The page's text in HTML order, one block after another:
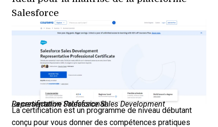
Salesforce
La certification Salesforce Sales Development Representative Professional
La certification est un programme de niveau débutant
conçu pour vous donner des compétences pratiques